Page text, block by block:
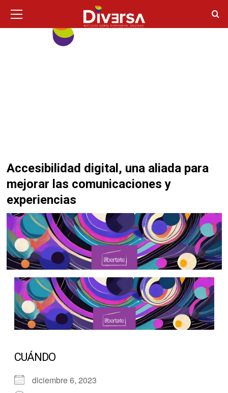
contenido
principal
Accesibilidad digital, una aliada para
mejorar las comunicaciones y
experiencias
CUÁNDO
diciembre 6, 2023